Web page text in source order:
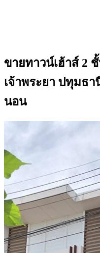
ขายทาวน์เฮ้าส์ 2
เจ้าพระยา ปทุมธา
นอน